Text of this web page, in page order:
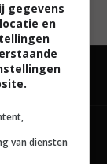
gegevens
en
van diensten